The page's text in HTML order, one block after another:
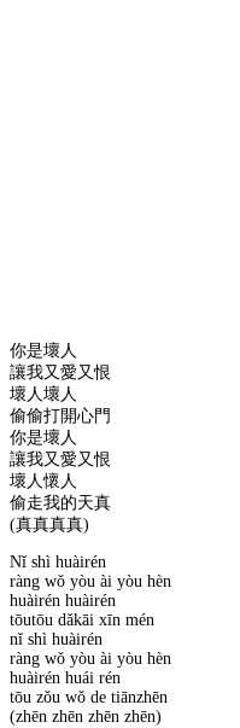
你是壞人
讓我又愛又恨
壞人壞人
偷偷打開心門
你是壞人
讓我又愛又恨
壞人懷人
偷走我的天真
(真真真真)
Nǐ shì huàirén
ràng wǒ yòu ài yòu hèn
huàirén huàirén
tōutōu dǎkāi xīn mén
nǐ shì huàirén
ràng wǒ yòu ài yòu hèn
huàirén huái rén
tōu zǒu wǒ de tiānzhēn
(zhēn zhēn zhēn zhēn)